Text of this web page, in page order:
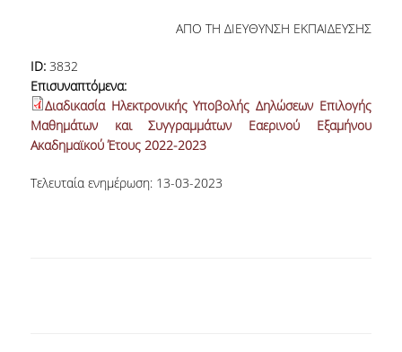
ΑΠΟ ΤΗ ΔΙΕΥΘΥΝΣΗ ΕΚΠΑΙΔΕΥΣΗΣ
ID: 3832
Επισυναπτόμενα:
Διαδικασία Ηλεκτρονικής Υποβολής Δηλώσεων Επιλογής
Μαθημάτων και Συγγραμμάτων Εαερινού Εξαμήνου
Ακαδημαϊκού Έτους 2022-2023
Τελευταία ενημέρωση: 13-03-2023